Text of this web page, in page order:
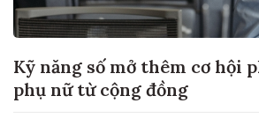
Kỹ năng số mở thêm cơ hội
phụ nữ từ cộng đồng